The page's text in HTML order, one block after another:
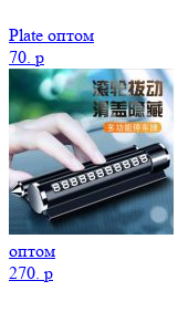
Plate оптом
70. p
оптом
270. p